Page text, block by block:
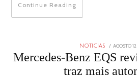
Continue Reading
NOTICIAS
POSTED
ON
AGOSTO
Mercedes-Benz EQS
traz mais